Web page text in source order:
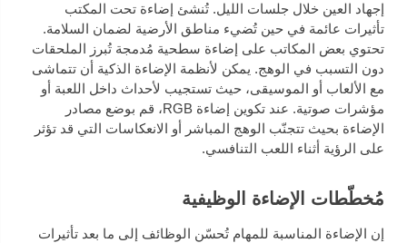
إجهاد العين خلال جلسات الليل. تُنشئ إضاءة تحت المكتب
تأثيرات عائمة في حين تُضيء مناطق الأرضية لضمان السلامة.
تحتوي بعض المكاتب على إضاءة سطحية مُدمجة تُبرز الملحقات
دون التسبب في الوهج. يمكن لأنظمة الإضاءة الذكية أن تتماشى
مع الألعاب أو الموسيقى، حيث تستجيب لأحداث داخل اللعبة أو
مؤشرات صوتية. عند تكوين إضاءة RGB، قم بوضع مصادر
الإضاءة بحيث تتجنّب الوهج المباشر أو الانعكاسات التي قد تؤثر
على الرؤية أثناء اللعب التنافسي.
مُخطّطات الإضاءة الوظيفية
إن الإضاءة المناسبة للمهام تُحسّن الوظائف إلى ما بعد تأثيرات